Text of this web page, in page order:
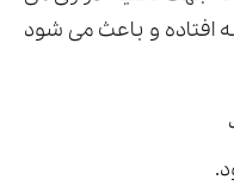
افتاده و باعث می شود